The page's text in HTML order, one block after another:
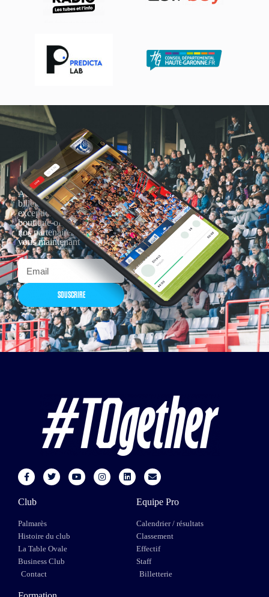
Actualités, nouveautés,
billetterie, remises
exceptionnelles dans la
boutique officielles & chez
nos partenaires… Inscrivez-
vous maintenant
SOUSCRIRE
Club
Palmarès
Histoire du club
La Table Ovale
Business Club
Contact
Equipe Pro
Calendrier / résultats
Classement
Effectif
Staff
Billetterie